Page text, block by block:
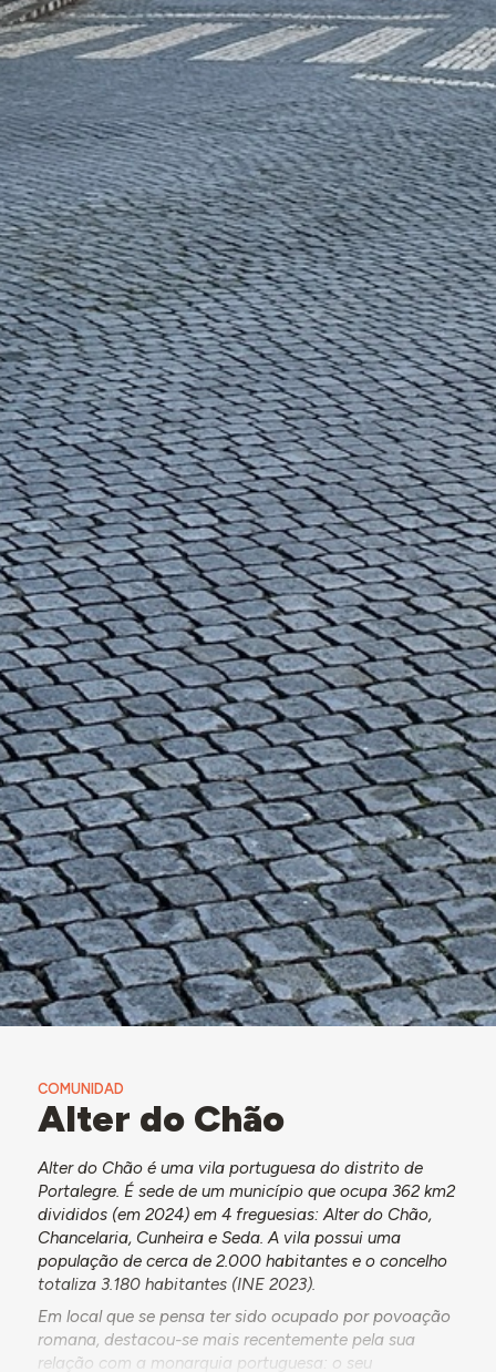
COMUNIDAD
Alter do Chão
Alter do Chão é uma vila portuguesa do distrito de
Portalegre. É sede de um município que ocupa 362 km2
divididos (em 2024) em 4 freguesias: Alter do Chão,
Chancelaria, Cunheira e Seda. A vila possui uma
população de cerca de 2.000 habitantes e o concelho
totaliza 3.180 habitantes (INE 2023).
Em local que se pensa ter sido ocupado por povoação
romana, destacou-se mais recentemente pela sua
relação com a monarquia portuguesa: o seu